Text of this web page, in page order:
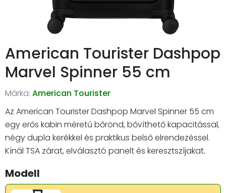
American Tourister Dashpop
Marvel Spinner 55 cm
Márka: American Tourister
Az American Tourister Dashpop Marvel Spinner 55 cm
egy erős kabin méretű bőrönd, bővíthető kapacitással,
négy dupla kerékkel és praktikus belső elrendezéssel.
Kínál TSA zárat, elválasztó panelt és keresztszíjakat.
Modell